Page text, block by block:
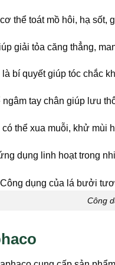
thể toát mồ hôi, hạ sốt,
giải tỏa căng thẳng,
bí quyết giúp tóc chắc
tay chân giúp lưu
thể xua muỗi, khử mùi
dụng linh hoạt trong
Công